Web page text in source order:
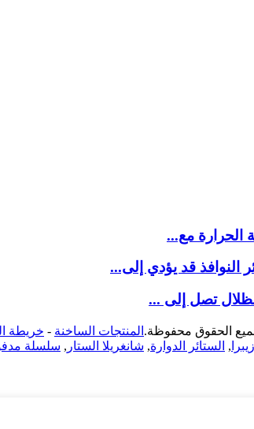
الحرارة مع...
النوافذ قد يؤدي إلى...
تصل إلى ...
المنتجات الساخنة - خريطة
, الستائر الدوارة, شانغريلا الستار , سلسلة